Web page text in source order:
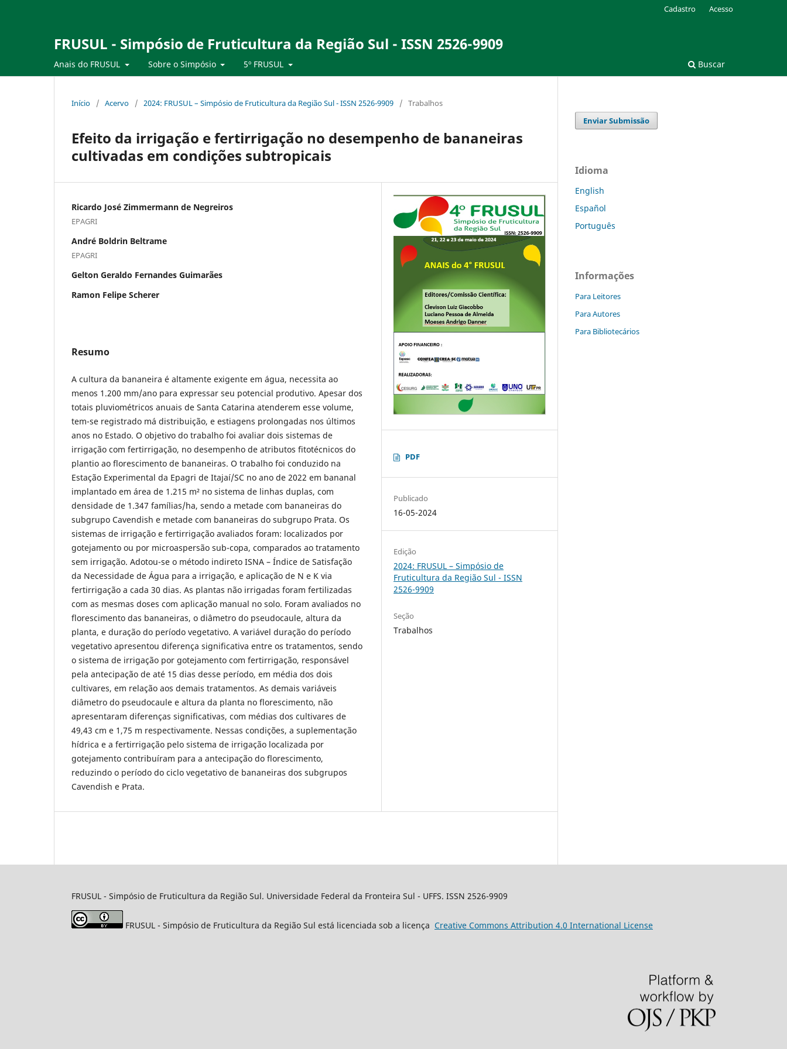
FRUSUL - Simpósio de Fruticultura da Região Sul - ISSN 2526-9909
Anais do FRUSUL Sobre o Simpósio 5º FRUSUL Buscar
Cadastro Acesso
Início / Acervo / 2024: FRUSUL – Simpósio de Fruticultura da Região Sul - ISSN 2526-9909 / Trabalhos
Efeito da irrigação e fertirrigação no desempenho de bananeiras
cultivadas em condições subtropicais
Ricardo José Zimmermann de Negreiros
EPAGRI
André Boldrin Beltrame
EPAGRI
Gelton Geraldo Fernandes Guimarães
Ramon Felipe Scherer
Resumo
A cultura da bananeira é altamente exigente em água, necessita ao
menos 1.200 mm/ano para expressar seu potencial produtivo. Apesar dos
totais pluviométricos anuais de Santa Catarina atenderem esse volume,
tem-se registrado má distribuição, e estiagens prolongadas nos últimos
anos no Estado. O objetivo do trabalho foi avaliar dois sistemas de
irrigação com fertirrigação, no desempenho de atributos fitotécnicos do
plantio ao florescimento de bananeiras. O trabalho foi conduzido na
Estação Experimental da Epagri de Itajaí/SC no ano de 2022 em bananal
implantado em área de 1.215 m² no sistema de linhas duplas, com
densidade de 1.347 famílias/ha, sendo a metade com bananeiras do
subgrupo Cavendish e metade com bananeiras do subgrupo Prata. Os
sistemas de irrigação e fertirrigação avaliados foram: localizados por
gotejamento ou por microaspersão sub-copa, comparados ao tratamento
sem irrigação. Adotou-se o método indireto ISNA – Índice de Satisfação
da Necessidade de Água para a irrigação, e aplicação de N e K via
fertirrigação a cada 30 dias. As plantas não irrigadas foram fertilizadas
com as mesmas doses com aplicação manual no solo. Foram avaliados no
florescimento das bananeiras, o diâmetro do pseudocaule, altura da
planta, e duração do período vegetativo. A variável duração do período
vegetativo apresentou diferença significativa entre os tratamentos, sendo
o sistema de irrigação por gotejamento com fertirrigação, responsável
pela antecipação de até 15 dias desse período, em média dos dois
cultivares, em relação aos demais tratamentos. As demais variáveis
diâmetro do pseudocaule e altura da planta no florescimento, não
apresentaram diferenças significativas, com médias dos cultivares de
49,43 cm e 1,75 m respectivamente. Nessas condições, a suplementação
hídrica e a fertirrigação pelo sistema de irrigação localizada por
gotejamento contribuíram para a antecipação do florescimento,
reduzindo o período do ciclo vegetativo de bananeiras dos subgrupos
Cavendish e Prata.
PDF
Publicado
16-05-2024
Edição
2024: FRUSUL – Simpósio de
Fruticultura da Região Sul - ISSN
2526-9909
Seção
Trabalhos
Enviar Submissão
Idioma
English
Español
Português
Informações
Para Leitores
Para Autores
Para Bibliotecários
FRUSUL - Simpósio de Fruticultura da Região Sul. Universidade Federal da Fronteira Sul - UFFS. ISSN 2526-9909
FRUSUL - Simpósio de Fruticultura da Região Sul está licenciada sob a licença Creative Commons Attribution 4.0 International License